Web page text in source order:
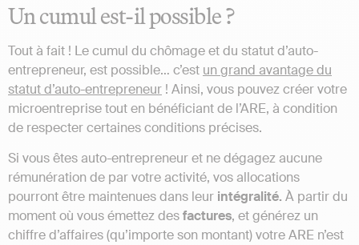
Un cumul est-il possible ?
Tout à fait ! Le cumul du chômage et du statut d’auto-
entrepreneur, est possible… c’est un grand avantage du
statut d’auto-entrepreneur ! Ainsi, vous pouvez créer votre
microentreprise tout en bénéficiant de l’ARE, à condition
de respecter certaines conditions précises.
Si vous êtes auto-entrepreneur et ne dégagez aucune
rémunération de par votre activité, vos allocations
pourront être maintenues dans leur intégralité. À partir du
moment où vous émettez desfactures, et générez un
chiffre d’affaires (qu’importe son montant) votre ARE n’est